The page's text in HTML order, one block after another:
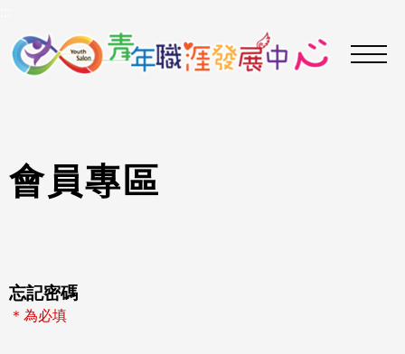
要
會 員專 區
忘記密碼
＊為必填